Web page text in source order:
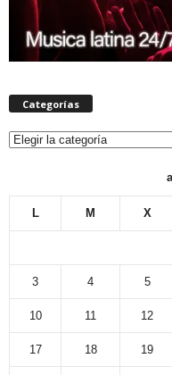
Categorías
Categorías
L M X
3 4 5
10 11 12
17 18 19